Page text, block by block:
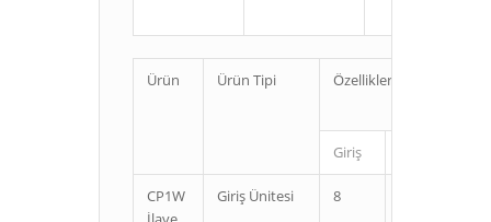
Ürün Ürün Tipi Özellikler
Giriş
CP1W
Giriş Ünitesi 8